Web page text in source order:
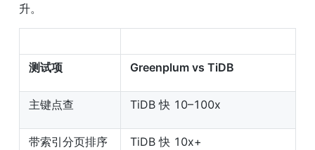
升。
测试项 Greenplum vs TiDB
主键点查 TiDB 快 10–100x
带索引分页排序 TiDB 快 10x+